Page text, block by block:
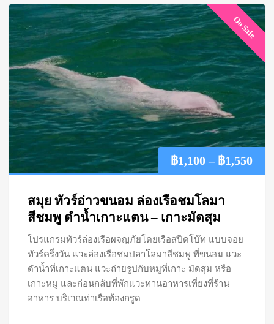
On Sale
฿1,100 – ฿1,550
สมุย ทัวร์อ่าวขนอม ล่องเรือชมโลมา
สีชมพู ดำน้ำเกาะแตน – เกาะมัดสุม
โปรแกรมทัวร์ล่องเรือผจญภัยโดยเรือสปีดโบ๊ท แบบจอย
ทัวร์ครึ่งวัน แวะล่องเรือชมปลาโลมาสีชมพู ที่ขนอม แวะ
ดำน้ำที่เกาะแตน แวะถ่ายรูปกับหมูที่เกาะ มัดสุม หรือ
เกาะหมู และก่อนกลับที่พักแวะทานอาหารเที่ยงที่ร้าน
อาหาร บริเวณท่าเรือท้องกรูด